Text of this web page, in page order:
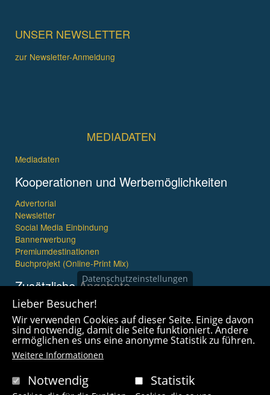
UNSER NEWSLETTER
zur Newsletter-Anmeldung
MEDIADATEN
Mediadaten
Kooperationen und Werbemöglichkeiten
Advertorial
Newsletter
Social Media Einbindung
Bannerwerbung
Premiumdestinationen
Buchprojekt (Online-Print Mix)
Zusätzliche Angebote
Imagefilme und mehr
360° x 360° Fotografie
Datenschutzeinstellungen
Lieber Besucher!
Wir verwenden Cookies auf dieser Seite. Einige davon
sind notwendig, damit die Seite funktioniert. Andere
ermöglichen es uns eine anonyme Statistik zu führen.
Weitere Informationen
Notwendig Statistik